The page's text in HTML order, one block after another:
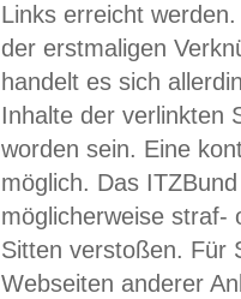
Links erreicht
der erstmaligen
handelt es sich
Inhalte der verlinkten
worden sein. Eine
möglich. Das
möglicherweise straf-
Sitten verstoßen. Für
Webseiten anderer